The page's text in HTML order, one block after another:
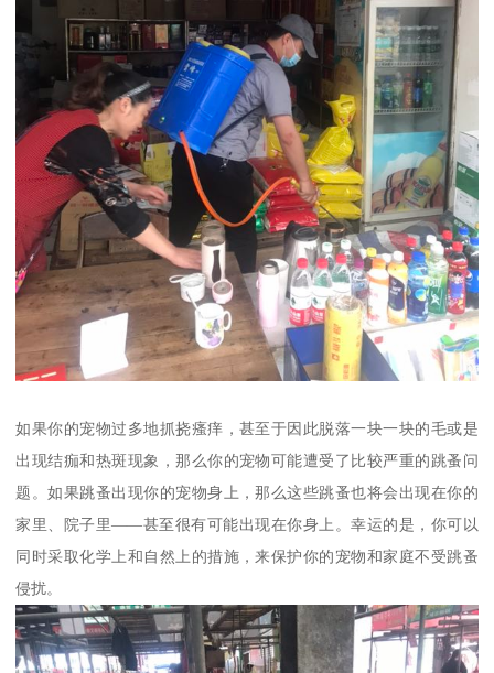
如果你的宠物过多地抓挠瘙痒，甚至于因此脱落一块一块的毛或是
出现结痂和热斑现象，那么你的宠物可能遭受了比较严重的跳蚤问
题。如果跳蚤出现你的宠物身上，那么这些跳蚤也将会出现在你的
家里、院子里——甚至很有可能出现在你身上。幸运的是，你可以
同时采取化学上和自然上的措施，来保护你的宠物和家庭不受跳蚤
侵扰。